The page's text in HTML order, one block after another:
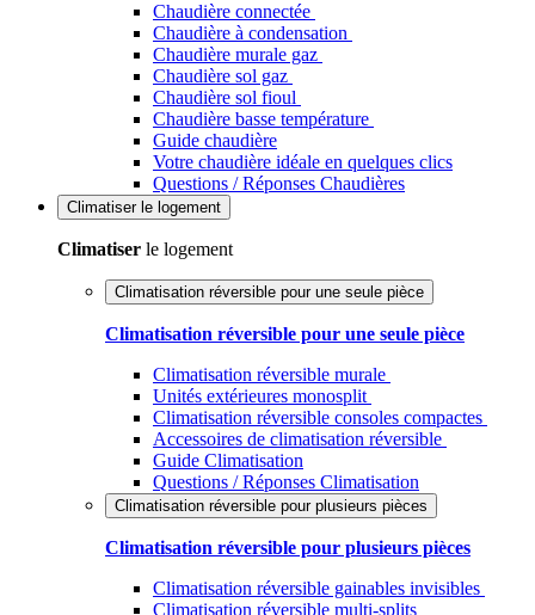
Chaudière connectée
Chaudière à condensation
Chaudière murale gaz
Chaudière sol gaz
Chaudière sol fioul
Chaudière basse température
Guide chaudière
Votre chaudière idéale en quelques clics
Questions / Réponses Chaudières
Climatiser le logement
Climatiser le logement
Climatisation réversible pour une seule pièce
Climatisation réversible pour une seule pièce
Climatisation réversible murale
Unités extérieures monosplit
Climatisation réversible consoles compactes
Accessoires de climatisation réversible
Guide Climatisation
Questions / Réponses Climatisation
Climatisation réversible pour plusieurs pièces
Climatisation réversible pour plusieurs pièces
Climatisation réversible gainables invisibles
Climatisation réversible multi-splits